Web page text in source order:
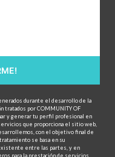
durante el desarrollo de la
tratados por COMMUNITY OF
y generar tu perfil profesional en
que proporciona el sitio web,
con el objetivo final de
se basa en su
entre las partes, y en
para la prestación de servicios